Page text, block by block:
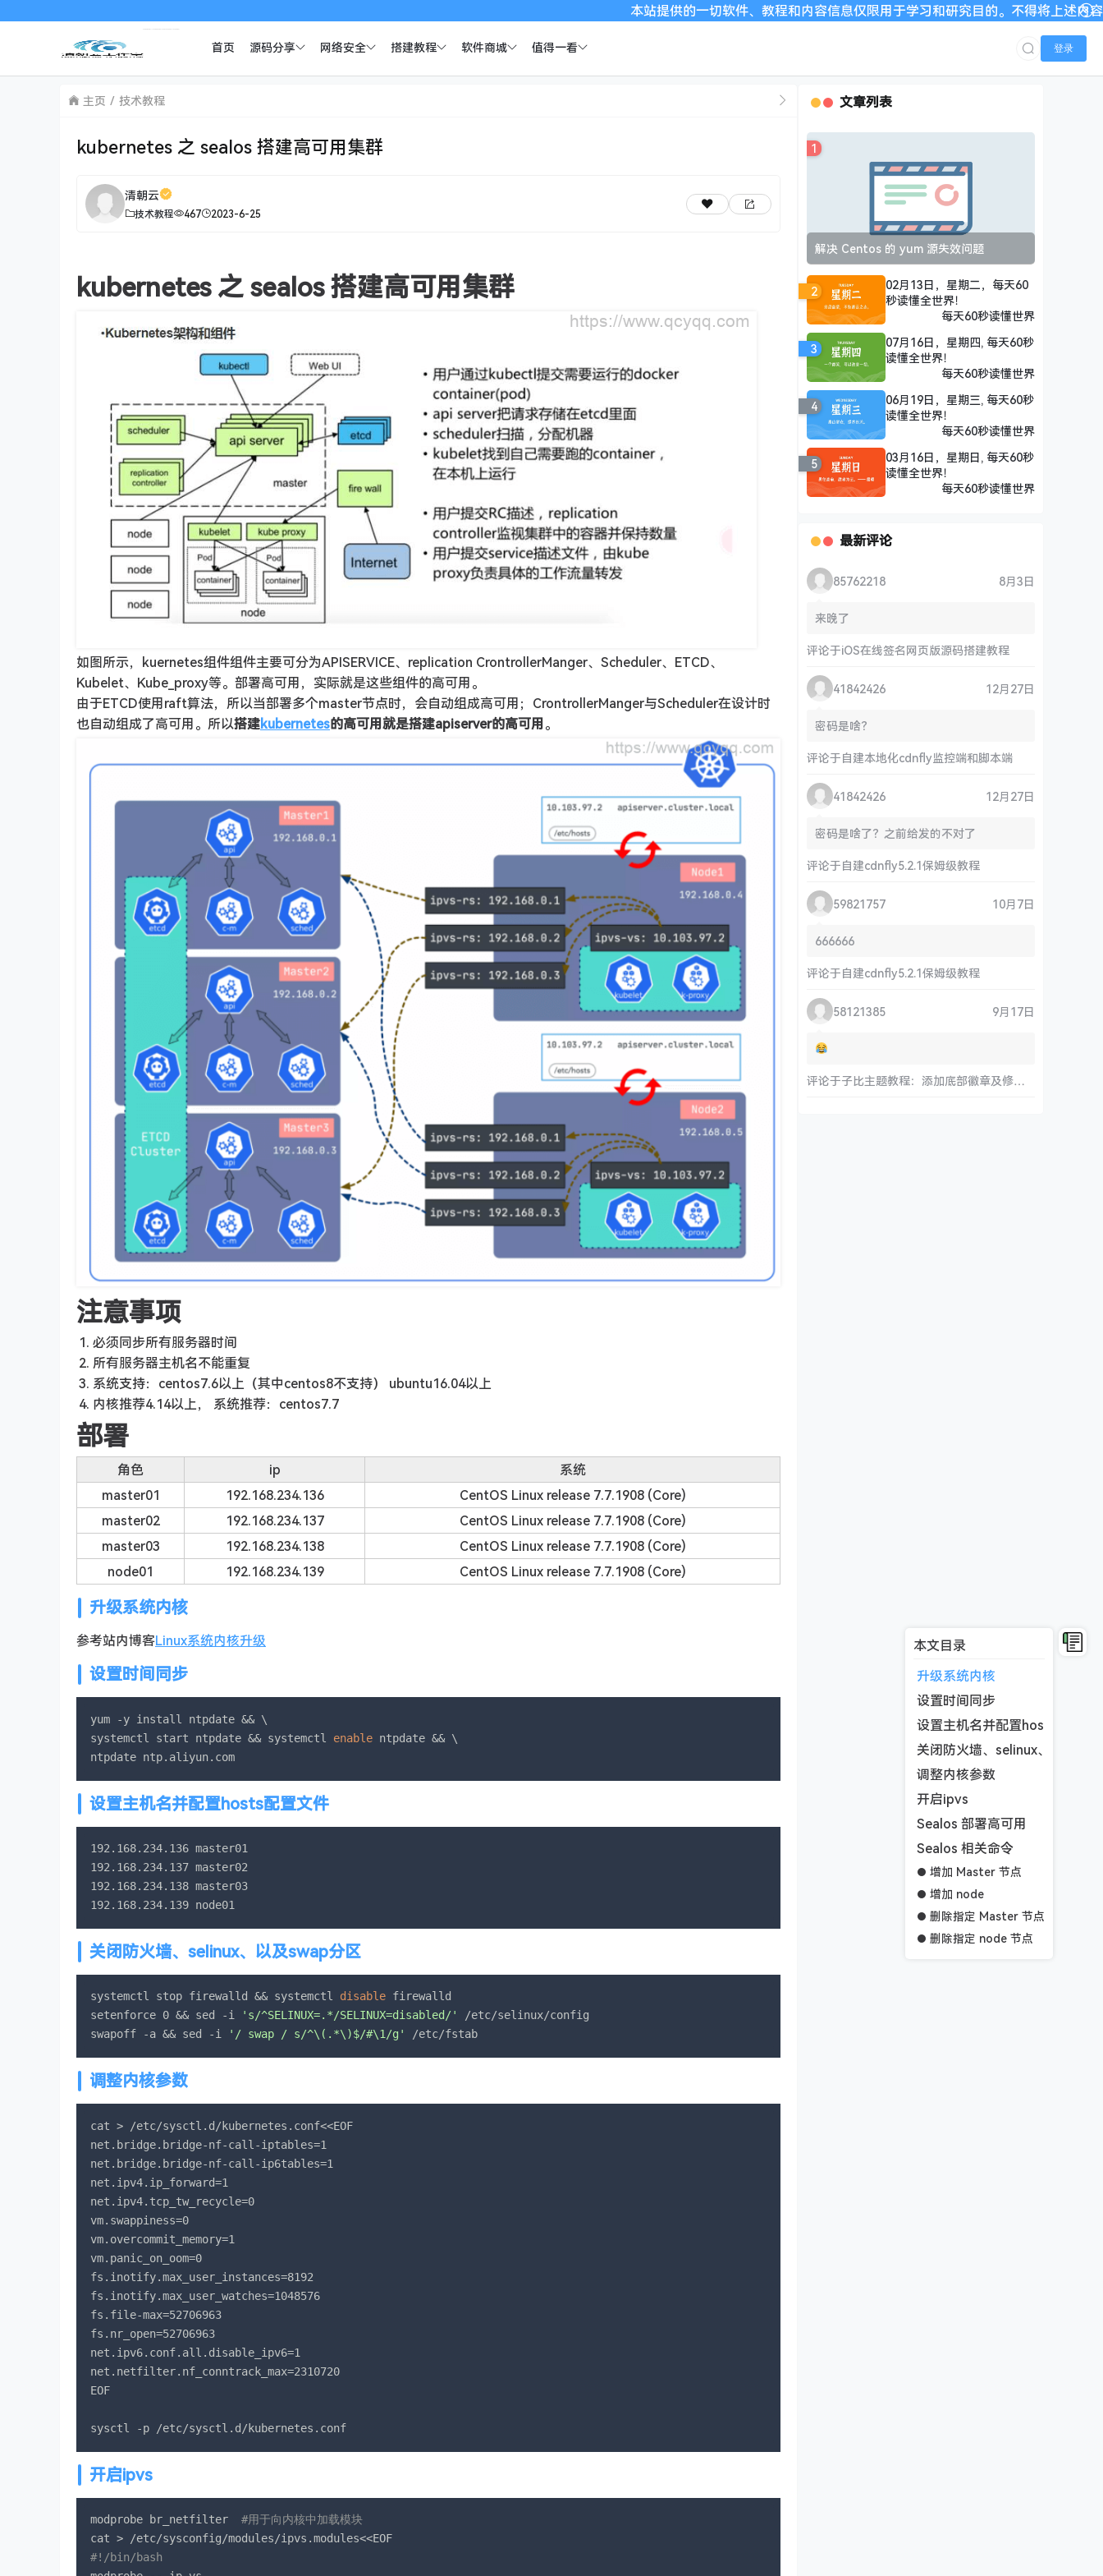
本文目录
升级系统内核
设置时间同步
设置主机名并配置hosts配置文
关闭防火墙、selinux、以及
调整内核参数
开启ipvs
Sealos 部署高可用
Sealos 相关命令
增加 Master 节点
增加 node
删除指定 Master 节点
删除指定 node 节点
本站提供的一切软件、教程和内容信息仅限用于学习和研究目的。不得将上述内容用于商业
首页 源码分享 网络安全 搭建教程 软件商城 值得一看 登录
主页 技术教程
kubernetes 之 sealos 搭建高可用集群
清朝云
技术教程 467 2023-6-25
kubernetes 之 sealos 搭建高可用集群
如图所示，kuernetes组件组件主要可分为APISERVICE、replication CrontrollerManger、Scheduler、ETCD、
Kubelet、Kube_proxy等。部署高可用，实际就是这些组件的高可用。
由于ETCD使用raft算法，所以当部署多个master节点时，会自动组成高可用；CrontrollerManger与Scheduler在设计时
也自动组成了高可用。所以搭建kubernetes的高可用就是搭建apiserver的高可用。
注意事项
必须同步所有服务器时间
所有服务器主机名不能重复
系统支持：centos7.6以上（其中centos8不支持） ubuntu16.04以上
内核推荐4.14以上， 系统推荐：centos7.7
部署
角色 ip
系统
master01
192.168.234.136
CentOS Linux release 7.7.1908 (Core)
master02
192.168.234.137
CentOS Linux release 7.7.1908 (Core)
master03
192.168.234.138
CentOS Linux release 7.7.1908 (Core)
node01
192.168.234.139 CentOS Linux release 7.7.1908 (Core)
升级系统内核
参考站内博客Linux系统内核升级
设置时间同步
yum -y install ntpdate && \
systemctl start ntpdate && systemctl enable ntpdate && \
ntpdate ntp.aliyun.com
设置主机名并配置hosts配置文件
192.168.234.136 master01
192.168.234.137 master02
192.168.234.138 master03
192.168.234.139 node01
关闭防火墙、selinux、以及swap分区
systemctl stop firewalld && systemctl disable firewalld
setenforce 0 && sed -i
's/^SELINUX=.*/SELINUX=disabled/'
/etc/selinux/config
swapoff -a && sed -i
'/ swap / s/^\(.*\)$/#\1/g' /etc/fstab
调整内核参数
cat > /etc/sysctl.d/kubernetes.conf<<EOF
net.bridge.bridge-nf-call-iptables=1
net.bridge.bridge-nf-call-ip6tables=1
net.ipv4.ip_forward=1
net.ipv4.tcp_tw_recycle=0
vm.swappiness=0
vm.overcommit_memory=1
vm.panic_on_oom=0
fs.inotify.max_user_instances=8192
fs.inotify.max_user_watches=1048576
fs.file-max=52706963
fs.nr_open=52706963
net.ipv6.conf.all.disable_ipv6=1
net.netfilter.nf_conntrack_max=2310720
EOF
sysctl -p /etc/sysctl.d/kubernetes.conf
开启ipvs
modprobe br_netfilter #用于向内核中加载模块
#!/bin/bash
文章列表
1
解决 Centos 的 yum 源失效问题
2
02月13日，星期二，每天60
秒读懂全世界！
每天60秒读懂世界
3
07月16日，星期四, 每天60秒
读懂全世界！
每天60秒读懂世界
4
06月19日，星期三, 每天60秒
读懂全世界！
每天60秒读懂世界
5
03月16日，星期日, 每天60秒
读懂全世界！
每天60秒读懂世界
最新评论
85762218 8月3日
来晚了
评论于iOS在线签名网页版源码搭建教程
41842426 12月27日
密码是啥？
评论于自建本地化cdnfly监控端和脚本端
41842426 12月27日
密码是啥了？之前给发的不对了
评论于自建cdnfly5.2.1保姆级教程
59821757 10月7日
666666
评论于自建cdnfly5.2.1保姆级教程
58121385 9月17日
评论于子比主题教程：添加底部徽章及修改链接和运行时间